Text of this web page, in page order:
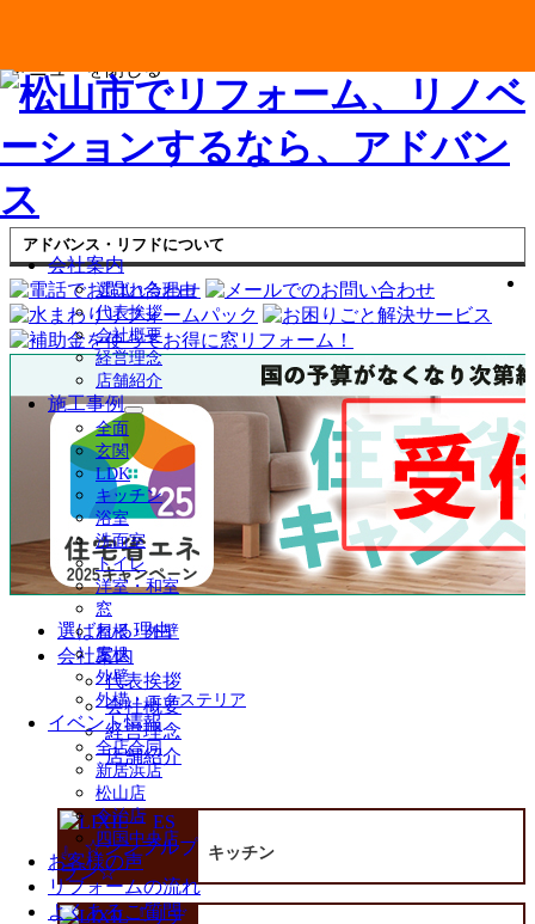
会社案内
選ばれる理由
代表挨拶
会社概要
経営理念
店舗紹介
施工事例
サ
ブ
メ
ニ
ュ
を
展
開
全面
玄関
LDK
キッチン
浴室
洗面室
トイレ
洋室・和室
窓
屋根・外壁
屋根
外壁
外構・エクステリア
イベント情報
全店合同
新居浜店
松山店
今治店
四国中央店
お客様の声
リフォームの流れ
よくあるご質問
メニューを閉じる
アドバンス・リフドについて
選ばれる理由
会社案内
代表挨拶
会社概要
経営理念
店舗紹介
キッチン